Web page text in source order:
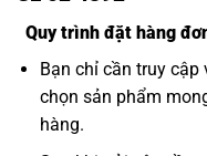
Quy trình đặt hàng
Bạn chỉ cần truy cập
chọn sản phẩm
hàng.